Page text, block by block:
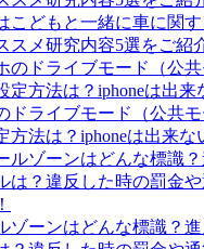
こどもと一緒に車に関
スメ研究内容5選をご紹
ドライブモード（公共
方法は？iphoneは出来な
ゾーンはどんな標識？